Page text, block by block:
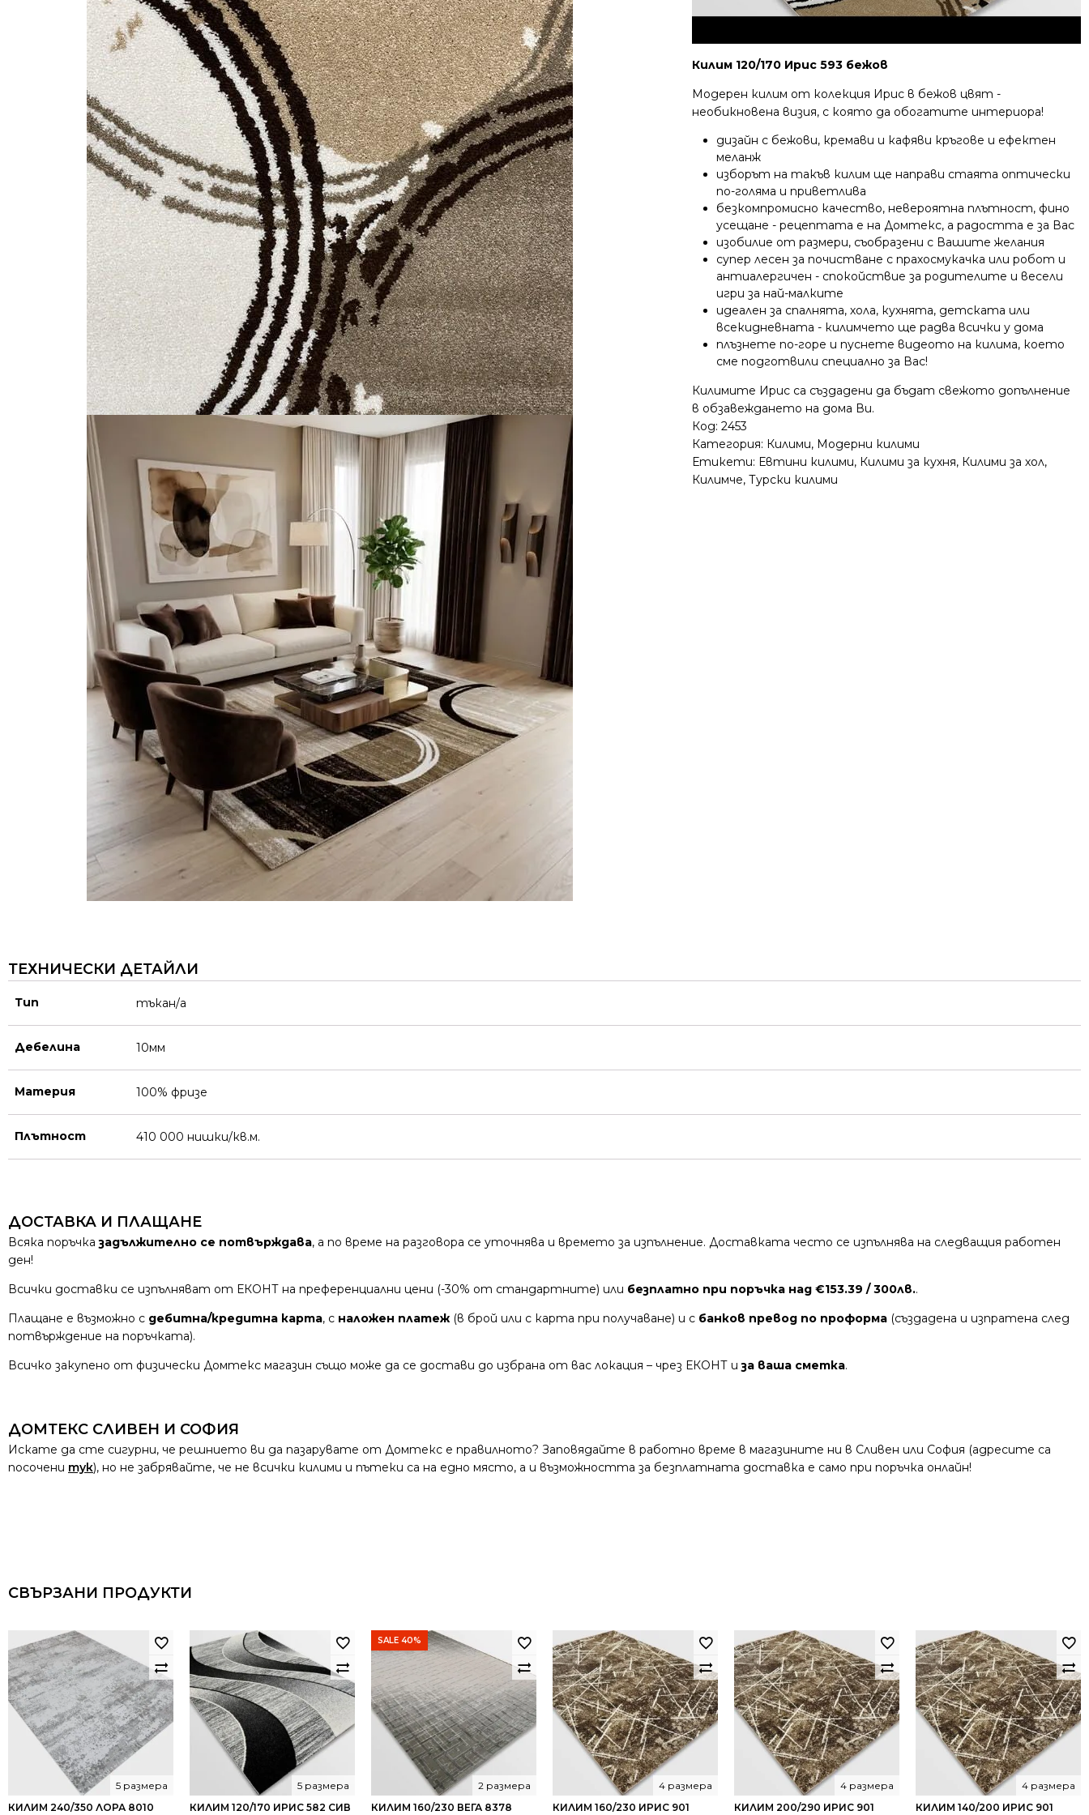
Килим 120/170 Ирис 593 бежов
Модерен килим от колекция Ирис в бежов цвят -
необикновена визия, с която да обогатите интериора!
дизайн с бежови, кремави и кафяви кръгове и ефектен
меланж
изборът на такъв килим ще направи стаята оптически
по-голяма и приветлива
безкомпромисно качество, невероятна плътност, фино
усещане - рецептата е на Домтекс, а радостта е за Вас
изобилие от размери, съобразени с Вашите желания
супер лесен за почистване с прахосмукачка или робот и
антиалергичен - спокойствие за родителите и весели
игри за най-малките
идеален за спалнята, хола, кухнята, детската или
всекидневната - килимчето ще радва всички у дома
плъзнете по-горе и пуснете видеото на килима, което
сме подготвили специално за Вас!
Килимите Ирис са създадени да бъдат свежото допълнение
в обзавеждането на дома Ви.
Код:2453
Категория: Килими, Модерни килими
Етикети: Евтини килими, Килими за кухня, Килими за хол,
Килимче,Турски килими
ТЕХНИЧЕСКИ ДЕТАЙЛИ
Тип тъкан/а
Дебелина 10мм
Материя 100% фризе
Плътност 410 000 нишки/кв.м.
ДОСТАВКА И ПЛАЩАНЕ
Всяка поръчказадължително се потвърждава, а по време на разговора се уточнява и времето за изпълнение. Доставката често се изпълнява на следващия работен
ден!
Всички доставки се изпълняват от ЕКОНТ на преференциални цени (-30% от стандартните) или безплатно при поръчка над €153.39 / 300лв..
Плащане е възможно с дебитна/кредитна карта, с наложен платеж (в брой или с карта при получаване) и с банков превод по проформа (създадена и изпратена след
потвърждение на поръчката).
Всичко закупено от физически Домтекс магазин също може да се достави до избрана от вас локация – чрез ЕКОНТ иза ваша сметка.
ДОМТЕКС СЛИВЕН И СОФИЯ
Искате да сте сигурни, че решнието ви да пазарувате от Домтекс е правилното? Заповядайте в работно време в магазините ни в Сливен или София (адресите са
посочени тук), но не забрявайте, че не всички килими и пътеки са на едно място, а и възможността за безплатната доставка е само при поръчка онлайн!
СВЪРЗАНИ ПРОДУКТИ
КИЛИМ 240/350 ЛОРА 8010
5 размера
КИЛИМ 120/170 ИРИС 582 СИВ
5 размера
SALE 40%
КИЛИМ 160/230 ВЕГА 8378
2 размера
КИЛИМ 160/230 ИРИС 901
4 размера
КИЛИМ 200/290 ИРИС 901
4 размера
КИЛИМ 140/200 ИРИС 901
4 размера